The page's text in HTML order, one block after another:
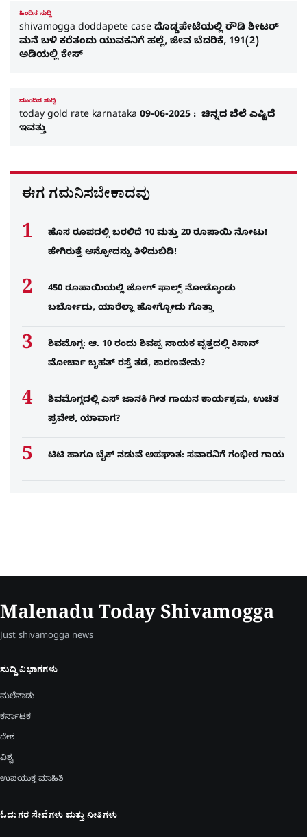
ಹಿಂದಿನ ಸುದ್ದಿ
shivamogga doddapete case ದೊಡ್ಡಪೇಟೆಯಲ್ಲಿ ರೌಡಿ ಶೀಟರ್
ಮನೆ ಬಳಿ ಕರೆತಂದು ಯುವಕನಿಗೆ ಹಲ್ಲೆ, ಜೀವ ಬೆದರಿಕೆ, 191(2)
ಅಡಿಯಲ್ಲಿ ಕೇಸ್​
ಮುಂದಿನ ಸುದ್ದಿ
today gold rate karnataka 09-06-2025 : ಚಿನ್ನದ ಬೆಲೆ ಎಷ್ಟಿದೆ
ಇವತ್ತು
ಈಗ ಗಮನಿಸಬೇಕಾದವು
ಹೊಸ ರೂಪದಲ್ಲಿ ಬರಲಿದೆ 10 ಮತ್ತು 20 ರೂಪಾಯಿ ನೋಟು!
ಹೇಗಿರುತ್ತೆ ಅನ್ನೋದನ್ನು ತಿಳಿದುಬಿಡಿ!
450 ರೂಪಾಯಿಯಲ್ಲಿ ಜೋಗ್​ ಫಾಲ್ಸ್​ ನೋಡ್ಕೊಂಡು
ಬರ್ಬೋದು, ಯಾರೆಲ್ಲಾ ಹೋಗ್ಬೋದು ಗೊತ್ತಾ
ಶಿವಮೊಗ್ಗ: ಆ. 10 ರಂದು ಶಿವಪ್ಪ ನಾಯಕ ವೃತ್ತದಲ್ಲಿ ಕಿಸಾನ್
ಮೋರ್ಚಾ ಬೃಹತ್ ರಸ್ತೆ ತಡೆ, ಕಾರಣವೇನು?
ಶಿವಮೊಗ್ಗದಲ್ಲಿ ಎಸ್​ ಜಾನಕಿ ಗೀತ ಗಾಯನ ಕಾರ್ಯಕ್ರಮ, ಉಚಿತ
ಪ್ರವೇಶ, ಯಾವಾಗ?
ಟಿಟಿ ಹಾಗೂ ಬೈಕ್ ನಡುವೆ ಅಪಘಾತ: ಸವಾರನಿಗೆ ಗಂಭೀರ ಗಾಯ
Malenadu Today Shivamogga
Just shivamogga news
ಸುದ್ದಿ ವಿಭಾಗಗಳು
ಮಲೆನಾಡು
ಕರ್ನಾಟಕ
ದೇಶ
ವಿಶ್ವ
ಉಪಯುಕ್ತ ಮಾಹಿತಿ
ಓದುಗರ ಸೇವೆಗಳು ಮತ್ತು ನೀತಿಗಳು